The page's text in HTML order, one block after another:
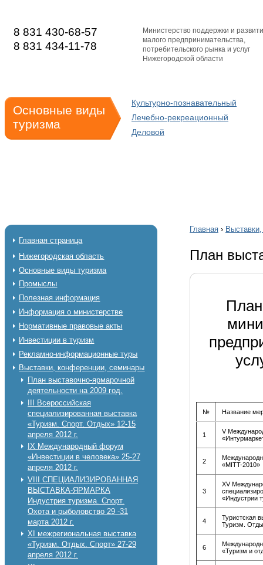
8 831 430-68-57
8 831 434-11-78
Министерство поддержки и
малого предпринимательства,
потребительского рынка и услуг
Нижегородской области
Основные виды
туризма
Культурно-познавательный
Лечебно-рекреационный
Деловой
Главная страница
Нижегородская область
Основные виды туризма
Промыслы
Полезная информация
Информация о министерстве
Нормативные правовые акты
Инвестиции в туризм
Рекламно-информационные туры
Выставки, конференции, семинары
План выставочно-ярмарочной
деятельности на 2009 год.
III Всероссийская
специализированная выставка
«Туризм. Спорт. Отдых» 12-15
апреля 2012 г.
IX Международный форум
«Инвестиции в человека» 25-27
апреля 2012 г.
VIII СПЕЦИАЛИЗИРОВАННАЯ
ВЫСТАВКА-ЯРМАРКА
Индустрия туризма. Спорт.
Охота и рыболовство 29 -31
марта 2012 г.
XI межрегиональная выставка
«Туризм. Отдых. Спорт» 27-29
апреля 2012 г.
Главная ›
План
№ Название
1
V
2
«MITT-2010»
3
XV
«Индустрии
4
Туристская
Туризм.
6
«Туризм и